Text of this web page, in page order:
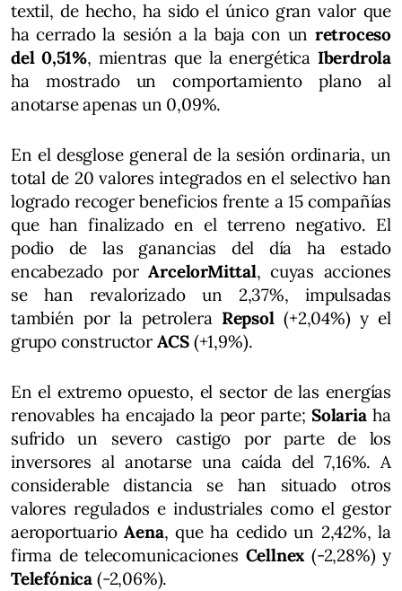
textil, de hecho, ha sido el único gran valor que
ha cerrado la sesión a la baja con un retroceso
del 0,51%, mientras que la energética Iberdrola
ha mostrado un comportamiento plano al
anotarse apenas un 0,09%.
En el desglose general de la sesión ordinaria, un
total de 20 valores integrados en el selectivo han
logrado recoger beneficios frente a 15 compañías
que han finalizado en el terreno negativo. El
podio de las ganancias del día ha estado
encabezado porArcelorMittal, cuyas acciones
se han revalorizado un 2,37%, impulsadas
también por la petrolera Repsol(+2,04%) y el
grupo constructor ACS (+1,9%).
En el extremo opuesto, el sector de las energías
renovables ha encajado la peor parte;Solariaha
sufrido un severo castigo por parte de los
inversores al anotarse una caída del 7,16%. A
considerable distancia se han situado otros
valores regulados e industriales como el gestor
aeroportuarioAena, que ha cedido un 2,42%, la
firma de telecomunicaciones Cellnex (-2,28%) y
Telefónica (-2,06%).